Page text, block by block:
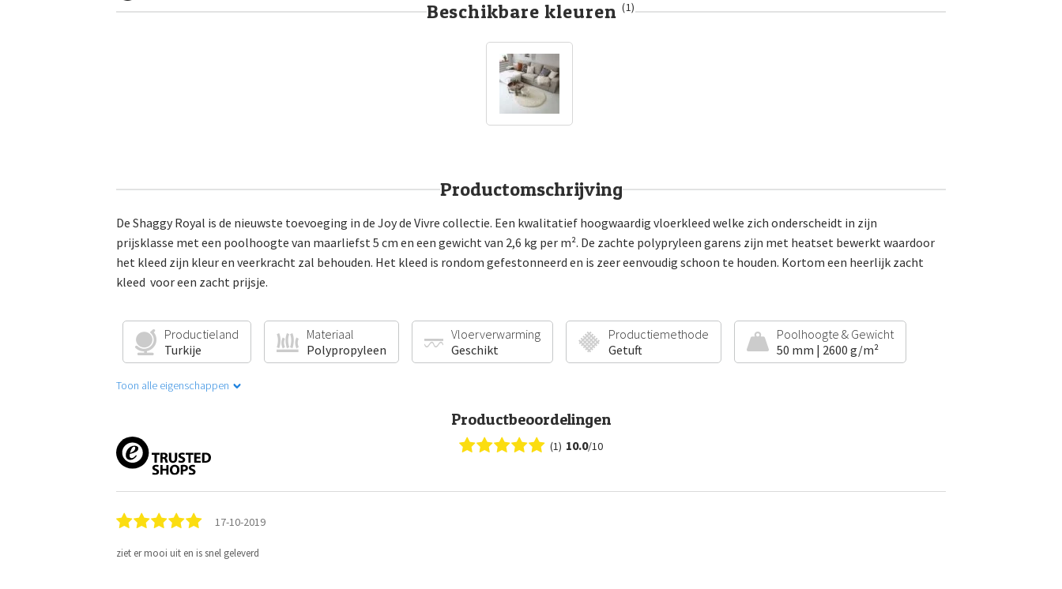
Beschikbare kleuren (1)
Productomschrijving
De Shaggy Royal is de nieuwste toevoeging in de Joy de Vivre collectie. Een kwalitatief hoogwaardig vloerkleed welke zich onderscheidt in zijn
prijsklasse met een poolhoogte van maarliefst 5 cm en een gewicht van 2,6 kg per m². De zachte polypryleen garens zijn met heatset bewerkt waardoor
het kleed zijn kleur en veerkracht zal behouden. Het kleed is rondom gefestonneerd en is zeer eenvoudig schoon te houden. Kortom een heerlijk zacht
kleed voor een zacht prijsje.
Productieland
Turkije
Materiaal
Polypropyleen
Vloerverwarming
Geschikt
Productiemethode
Getuft
Poolhoogte & Gewicht
50 mm | 2600 g/m²
Toon alle eigenschappen
Productbeoordelingen
(1) 10.0/10
17-10-2019
ziet er mooi uit en is snel geleverd